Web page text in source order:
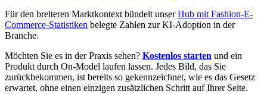
Für den breiteren Marktkontext bündelt unserHub mit Fashion-E-
Commerce-Statistiken belegte Zahlen zur KI-Adoption in der
Branche.
Möchten Sie es in der Praxis sehen? Kostenlos starten und ein
Produkt durch On-Model laufen lassen. Jedes Bild, das Sie
zurückbekommen, ist bereits so gekennzeichnet, wie es das Gesetz
erwartet, ohne einen einzigen zusätzlichen Schritt auf Ihrer Seite.